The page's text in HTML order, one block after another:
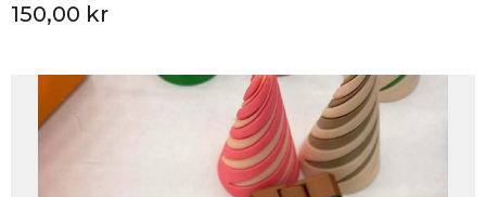
150,00 kr